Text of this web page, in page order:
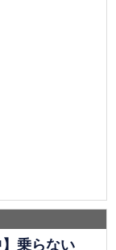
】乗らない